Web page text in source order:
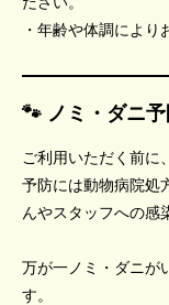
・年齢や体調により
🐾 ノミ・ダニ
ご利用いただく前に
予防には動物病院処
んやスタッフへの感
万が一ノミ・ダニが
す。